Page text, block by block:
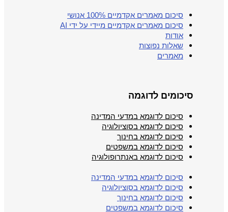
סיכום מאמרים אקדמיים 100% אנושי
סיכום מאמרים אקדמיים מיידי על ידי AI
אודות
שאלות נפוצות
מאמרים
סיכומים לדוגמה
סיכום לדוגמא במדעי המדינה
סיכום לדוגמא בסוציולוגיה
סיכום לדוגמא בחינוך
סיכום לדוגמא במשפטים
סיכום לדוגמא באנתרופולוגיה
סיכום לדוגמא במדעי המדינה
סיכום לדוגמא בסוציולוגיה
סיכום לדוגמא בחינוך
סיכום לדוגמא במשפטים